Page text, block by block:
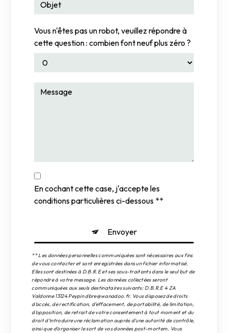
Vous n'êtes pas un robot, veuillez répondre à
cette question : combien font neuf plus zéro ?
En cochant cette case, j'accepte les
conditions particulières ci-dessous **
Envoyer
** Les données personnelles communiquées sont nécessaires aux fins
de vous contacter et sont enregistrées dans un fichier informatisé.
Elles sont destinées à D.B.R.E et ses sous-traitants dans le seul but de
répondre à votre message. Les données collectées seront
communiquées aux seuls destinataires suivants: D.B.R.E 4 ZA
Valdonne 13124 Peypin dbre@wanadoo.fr. Vous disposez de droits
d’accès, de rectification, d’effacement, de portabilité, de limitation,
d’opposition, de retrait de votre consentement à tout moment et du
droit d’introduire une réclamation auprès d’une autorité de contrôle,
ainsi que d’organiser le sort de vos données post-mortem. Vous